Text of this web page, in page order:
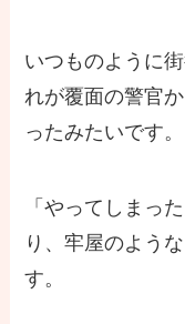
いつものように
れが覆面の警官
ったみたいです。
「やってしまっ
り、牢屋のよう
す。